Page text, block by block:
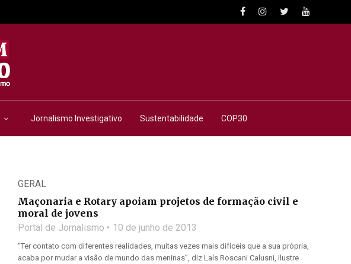
Jornalismo Investigativo Sustentabilidade COP30
GERAL
Maçonaria e Rotary apoiam projetos de formação civil e
moral de jovens
Portal de Jornalismo 10 de junho de 2013
“Ter contato com diferentes realidades, muitas vezes mais difíceis que a sua própria,
acaba por mudar a visão de mundo das meninas”, diz Laís Roscani Calusni, Ilustre